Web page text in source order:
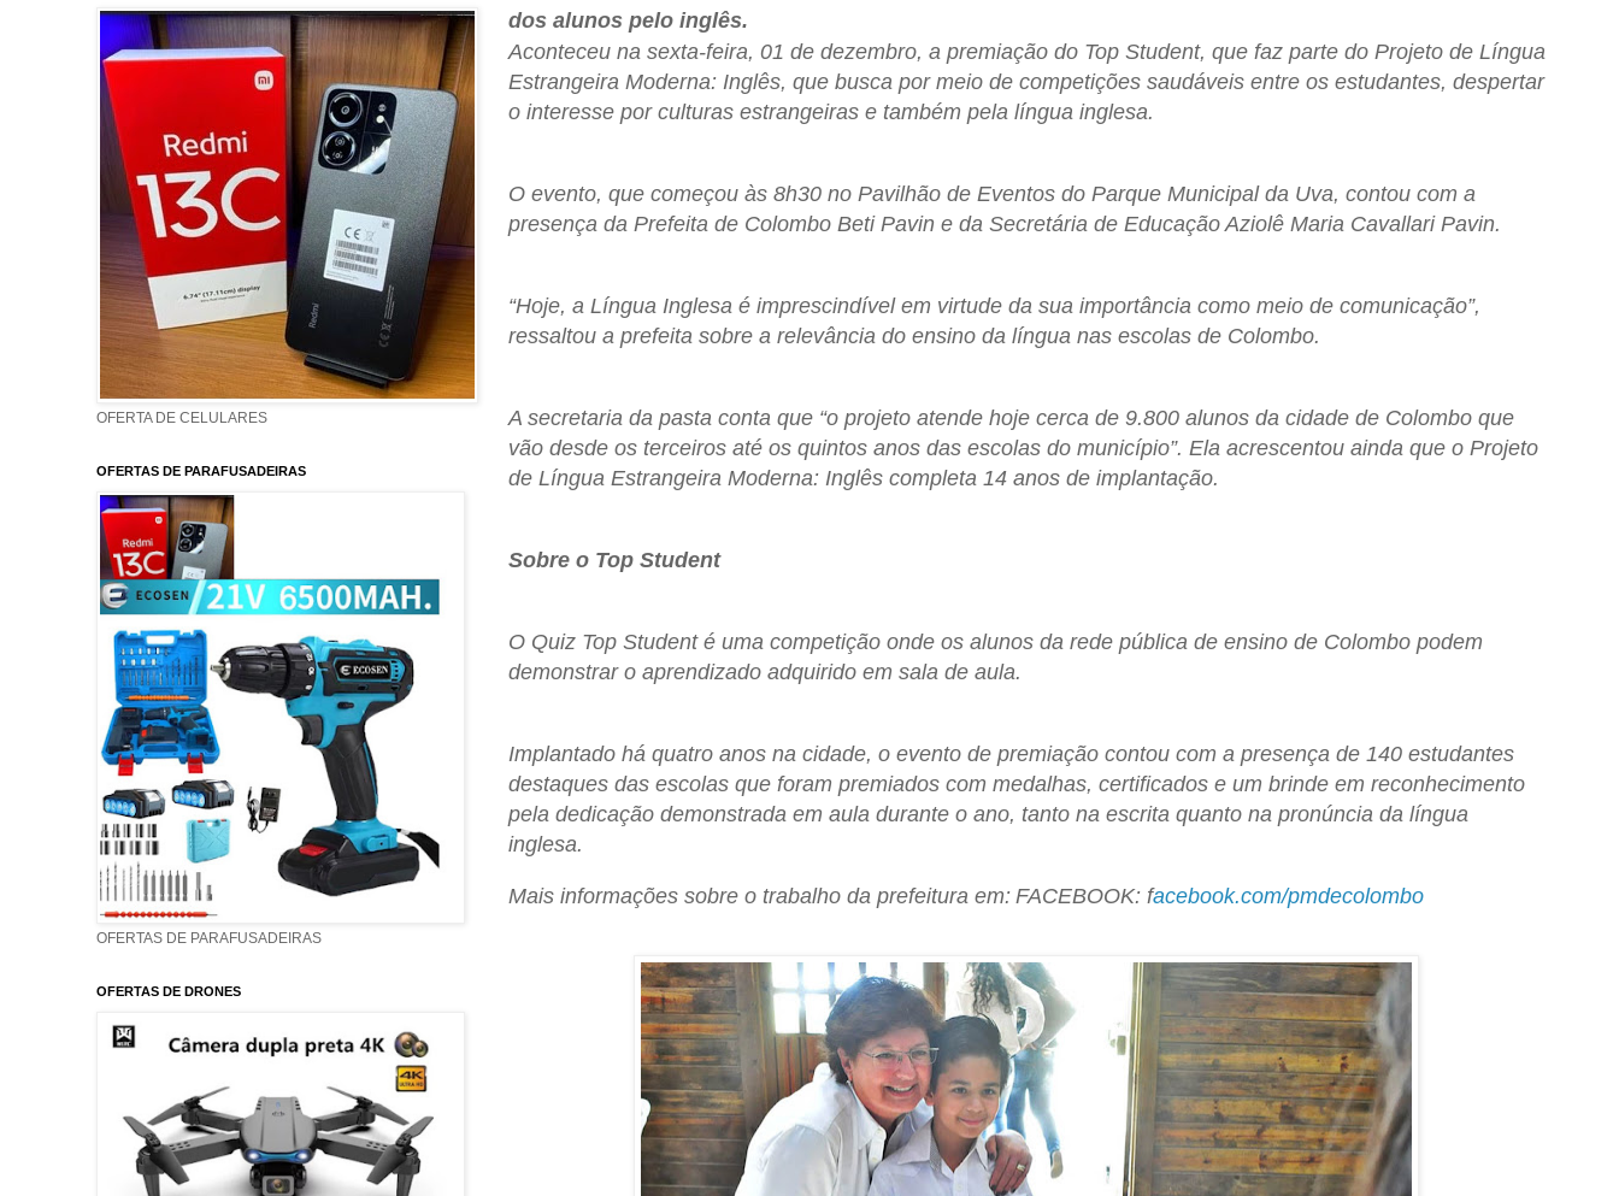
dos alunos pelo inglês.
Aconteceu na sexta-feira, 01 de dezembro, a premiação do Top Student, que faz parte do Projeto de Língua
Estrangeira Moderna: Inglês, que busca por meio de competições saudáveis entre os estudantes, despertar
o interesse por culturas estrangeiras e também pela língua inglesa.
O evento, que começou às 8h30 no Pavilhão de Eventos do Parque Municipal da Uva, contou com a
presença da Prefeita de Colombo Beti Pavin e da Secretária de Educação Aziolê Maria Cavallari Pavin.
“Hoje, a Língua Inglesa é imprescindível em virtude da sua importância como meio de comunicação”,
ressaltou a prefeita sobre a relevância do ensino da língua nas escolas de Colombo.
A secretaria da pasta conta que “o projeto atende hoje cerca de 9.800 alunos da cidade de Colombo que
vão desde os terceiros até os quintos anos das escolas do município”. Ela acrescentou ainda que o Projeto
de Língua Estrangeira Moderna: Inglês completa 14 anos de implantação.
Sobre o Top Student
O Quiz Top Student é uma competição onde os alunos da rede pública de ensino de Colombo podem
demonstrar o aprendizado adquirido em sala de aula.
Implantado há quatro anos na cidade, o evento de premiação contou com a presença de 140 estudantes
destaques das escolas que foram premiados com medalhas, certificados e um brinde em reconhecimento
pela dedicação demonstrada em aula durante o ano, tanto na escrita quanto na pronúncia da língua
inglesa.
Mais informações sobre o trabalho da prefeitura em: FACEBOOK: facebook.com/pmdecolombo
OFERTA DE CELULARES
OFERTAS DE PARAFUSADEIRAS
OFERTAS DE PARAFUSADEIRAS
OFERTAS DE DRONES